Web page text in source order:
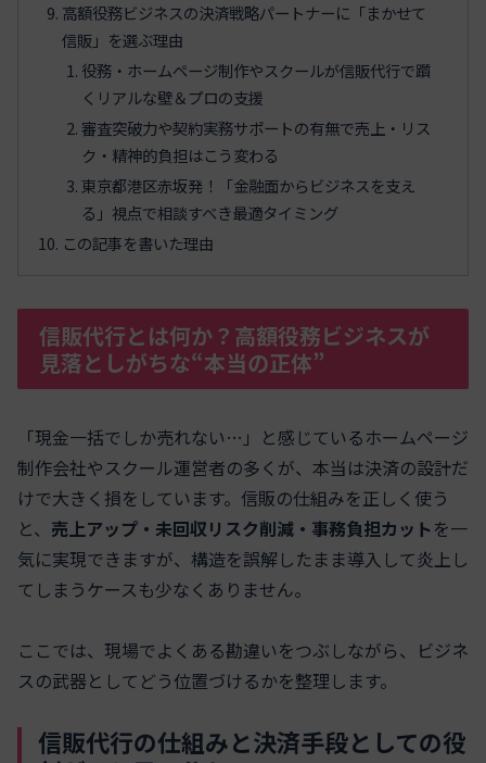
高額役務ビジネスの決済戦略パートナーに「まかせて
信販」を選ぶ理由
役務・ホームページ制作やスクールが信販代行で躓
くリアルな壁＆プロの支援
審査突破力や契約実務サポートの有無で売上・リス
ク・精神的負担はこう変わる
東京都港区赤坂発！「金融面からビジネスを支え
る」視点で相談すべき最適タイミング
この記事を書いた理由
信販代行とは何か？高額役務ビジネスが
見落としがちな“本当の正体”
「現金一括でしか売れない…」と感じているホームページ
制作会社やスクール運営者の多くが、本当は決済の設計だ
けで大きく損をしています。信販の仕組みを正しく使う
と、 売上アップ・未回収リスク削減・事務負担カットを一
気に実現できますが、構造を誤解したまま導入して炎上し
てしまうケースも少なくありません。
ここでは、現場でよくある勘違いをつぶしながら、ビジネ
スの武器としてどう位置づけるかを整理します。
信販代行の仕組みと決済手段としての役